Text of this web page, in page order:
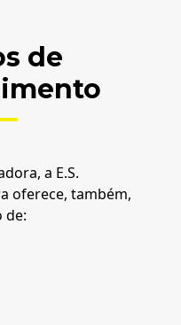
de
a E.S.
oferece, também,
de: